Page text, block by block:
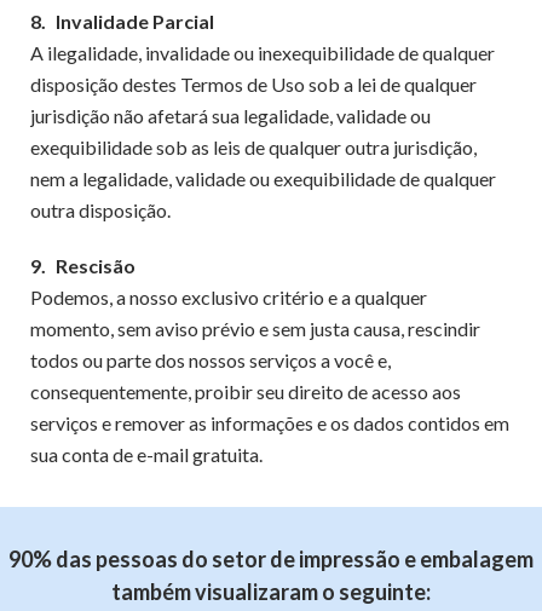
8. Invalidade Parcial
A ilegalidade, invalidade ou inexequibilidade de qualquer
disposição destes Termos de Uso sob a lei de qualquer
jurisdição não afetará sua legalidade, validade ou
exequibilidade sob as leis de qualquer outra jurisdição,
nem a legalidade, validade ou exequibilidade de qualquer
outra disposição.
9. Rescisão
Podemos, a nosso exclusivo critério e a qualquer
momento, sem aviso prévio e sem justa causa, rescindir
todos ou parte dos nossos serviços a você e,
consequentemente, proibir seu direito de acesso aos
serviços e remover as informações e os dados contidos em
sua conta de e-mail gratuita.
90% das pessoas do setor de impressão e embalagem
também visualizaram o seguinte: